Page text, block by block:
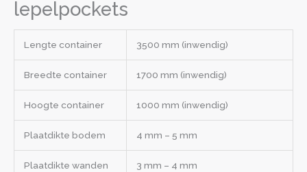
lepelpockets
Lengte container 3500 mm (inwendig)
Breedte container 1700 mm (inwendig)
Hoogte container 1000 mm (inwendig)
Plaatdikte bodem 4 mm – 5 mm
Plaatdikte wanden 3 mm – 4 mm